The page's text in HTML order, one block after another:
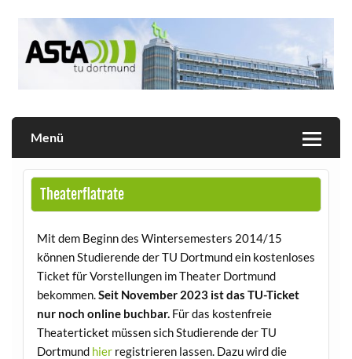
Menü
Theaterflatrate
Mit dem Beginn des Wintersemesters 2014/15
können Studierende der TU Dortmund ein kostenloses
Ticket für Vorstellungen im Theater Dortmund
bekommen.Seit November 2023 ist das TU-Ticket
nur noch online buchbar.Für das kostenfreie
Theaterticket müssen sich Studierende der TU
Dortmund hierregistrieren lassen. Dazu wird die